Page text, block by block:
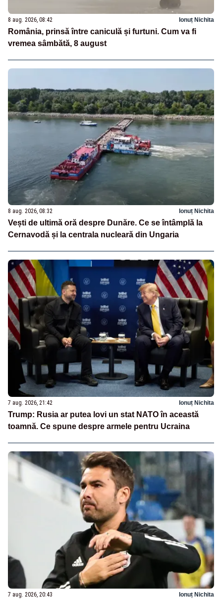
8 aug. 2026, 08:42 Ionuț Nichita
România, prinsă între caniculă și furtuni. Cum va fi
vremea sâmbătă, 8 august
8 aug. 2026, 08:32 Ionuț Nichita
Vești de ultimă oră despre Dunăre. Ce se întâmplă la
Cernavodă și la centrala nucleară din Ungaria
7 aug. 2026, 21:42 Ionuț Nichita
Trump: Rusia ar putea lovi un stat NATO în această
toamnă. Ce spune despre armele pentru Ucraina
7 aug. 2026, 20:43 Ionuț Nichita